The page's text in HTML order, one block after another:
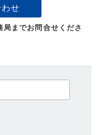
せ
までお問合せくださ